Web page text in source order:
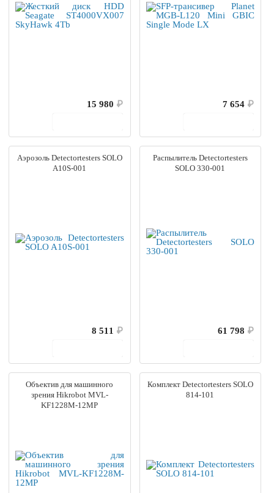
15 980 ₽
7 654 ₽
Аэрозоль Detectortesters SOLO
A10S-001
8 511 ₽
Распылитель Detectortesters
SOLO 330-001
61 798 ₽
Объектив для машинного
зрения Hikrobot MVL-
KF1228M-12MP
Комплект Detectortesters SOLO
814-101